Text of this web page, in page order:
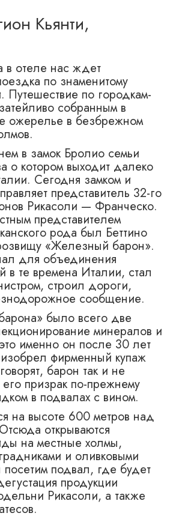
Кьянти,
в отеле нас ждет
по знаменитому
Путешествие по городкам-
собранным в
ожерелье в безбрежном
в замок Бролио семьи
о котором выходит далеко
Сегодня замком и
представитель 32-го
Рикасоли — Франческо.
представителем
рода был Беттино
«Железный барон».
для объединения
в те времена Италии, стал
строил дороги,
сообщение.
было всего две
минералов и
именно он после 30 лет
изобрел фирменный купаж
барон так и не
призрак по-прежнему
в подвалах с вином.
на высоте 600 метров над
открываются
на местные холмы,
и оливковыми
подвал, где будет
продукции
Рикасоли, а также